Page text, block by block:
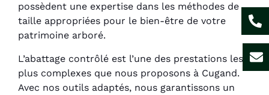
possèdent une expertise dans les méthodes de
taille appropriées pour le bien-être de votre
patrimoine arboré.
L’abattage contrôlé est l’une des prestations les
plus complexes que nous proposons à Cugand.
Avec nos outils adaptés, nous garantissons un